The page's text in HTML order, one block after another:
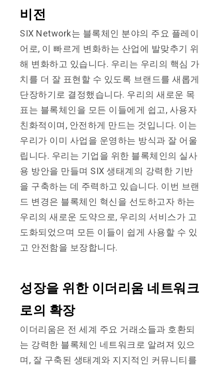
비전
SIX Network는 블록체인 분야의 주요 플레이
어로, 이 빠르게 변화하는 산업에 발맞추기 위
해 변화하고 있습니다. 우리는 우리의 핵심 가
치를 더 잘 표현할 수 있도록 브랜드를 새롭게
단장하기로 결정했습니다. 우리의 새로운 목
표는 블록체인을 모든 이들에게 쉽고, 사용자
친화적이며, 안전하게 만드는 것입니다. 이는
우리가 이미 사업을 운영하는 방식과 잘 어울
립니다. 우리는 기업을 위한 블록체인의 실사
용 방안을 만들며 SIX 생태계의 강력한 기반
을 구축하는 데 주력하고 있습니다. 이번 브랜
드 변경은 블록체인 혁신을 선도하고자 하는
우리의 새로운 도약으로, 우리의 서비스가 고
도화되었으며 모든 이들이 쉽게 사용할 수 있
고 안전함을 보장합니다.
성장을 위한 이더리움 네트워크
로의 확장
이더리움은 전 세계 주요 거래소들과 호환되
는 강력한 블록체인 네트워크로 알려져 있으
며, 잘 구축된 생태계와 지지적인 커뮤니티를